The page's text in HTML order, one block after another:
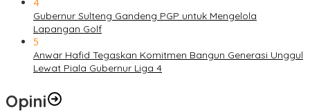
Gubernur Sulteng Gandeng PGP untuk Mengelola
Lapangan Golf
5
Anwar Hafid Tegaskan Komitmen Bangun Generasi Unggul
Lewat Piala Gubernur Liga 4
Opini